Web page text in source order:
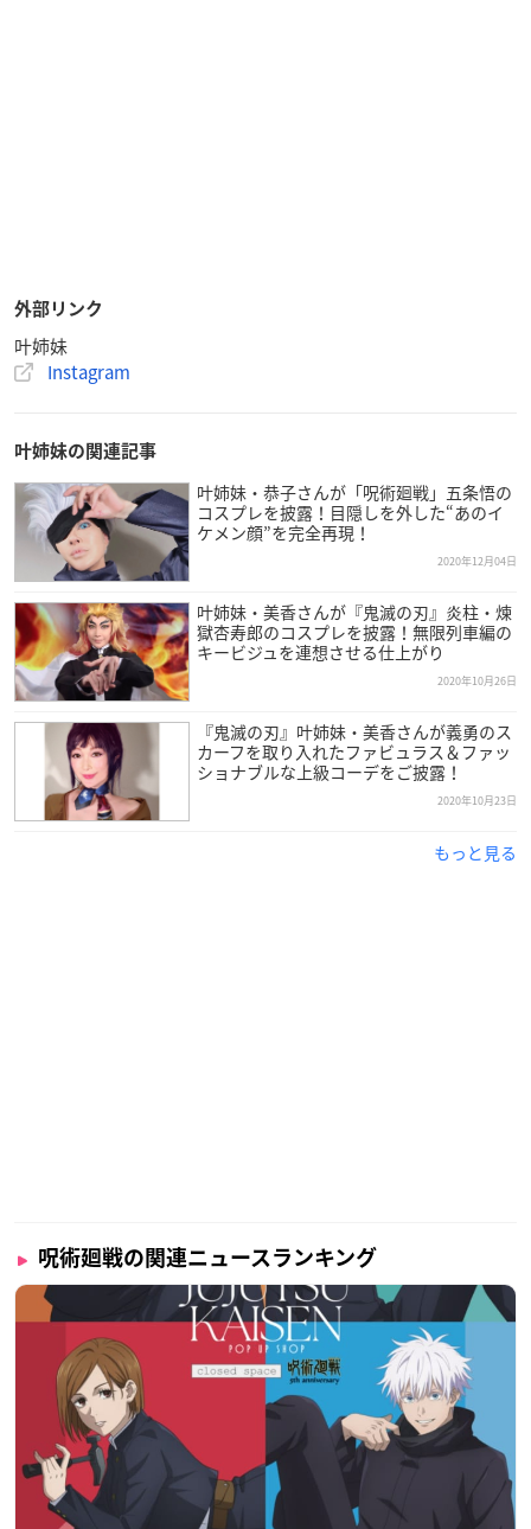
外部リンク
叶姉妹
Instagram
叶姉妹の関連記事
叶姉妹・恭子さんが「呪術廻戦」五条悟の
コスプレを披露！目隠しを外した“あのイ
ケメン顔”を完全再現！
2020年12月04日
叶姉妹・美香さんが『鬼滅の刃』炎柱・煉
獄杏寿郎のコスプレを披露！無限列車編の
キービジュを連想させる仕上がり
2020年10月26日
『鬼滅の刃』叶姉妹・美香さんが義勇のス
カーフを取り入れたファビュラス＆ファッ
ショナブルな上級コーデをご披露！
2020年10月23日
もっと見る
呪術廻戦の関連ニュースランキング